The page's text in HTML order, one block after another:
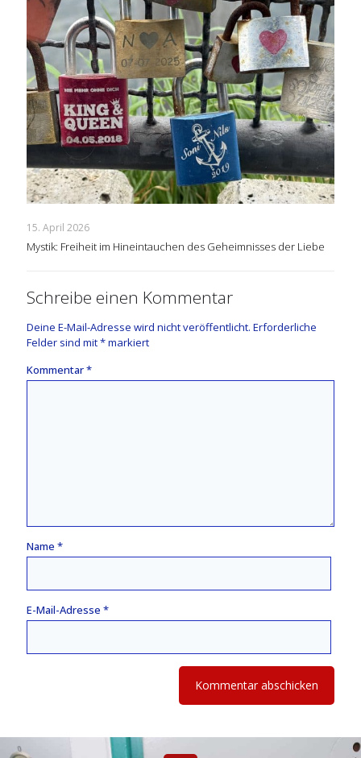
15. April 2026
Mystik: Freiheit im Hineintauchen des Geheimnisses der Liebe
Schreibe einen Kommentar
Deine E-Mail-Adresse wird nicht veröffentlicht. Erforderliche
Felder sind mit*markiert
Kommentar*
Name *
E-Mail-Adresse *